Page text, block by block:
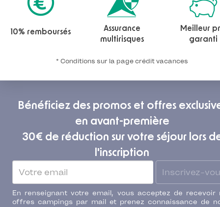
10% remboursés
Assurance
multirisques
Meilleur
garanti
* Conditions sur la page crédit vacances
Bénéficiez des promos et offres
en avant-première
30€ de réduction sur votre séjour lors
l'inscription
Inscrivez-
En renseignant votre email, vous acceptez de recevoir
offres campings par mail et prenez connaissance de